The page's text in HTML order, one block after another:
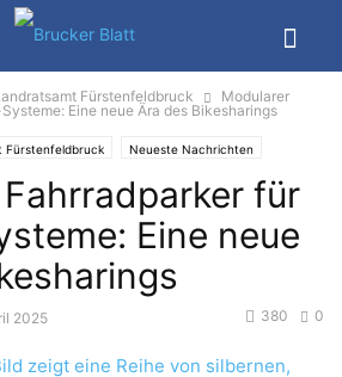
Fürstenfeldbruck
Modularer
Eine neue Ära des Bikesharings
Fürstenfeldbruck Neueste Nachrichten
für
Eine neue
2025 0
380